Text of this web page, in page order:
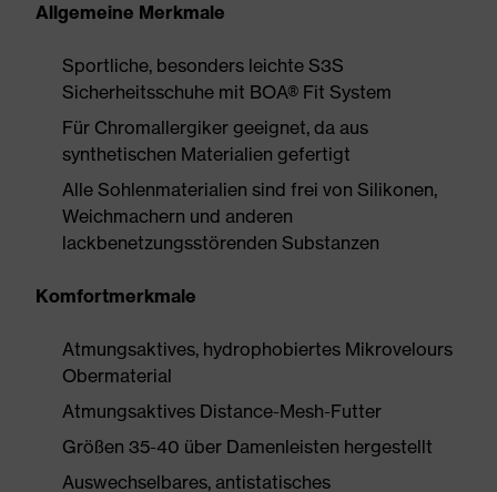
Allgemeine Merkmale
Sportliche, besonders leichte S3S
Sicherheitsschuhe mit BOA® Fit System
Für Chromallergiker geeignet, da aus
synthetischen Materialien gefertigt
Alle Sohlenmaterialien sind frei von Silikonen,
Weichmachern und anderen
lackbenetzungsstörenden Substanzen
Komfortmerkmale
Atmungsaktives, hydrophobiertes Mikrovelours
Obermaterial
Atmungsaktives Distance-Mesh-Futter
Größen 35-40 über Damenleisten hergestellt
Auswechselbares, antistatisches